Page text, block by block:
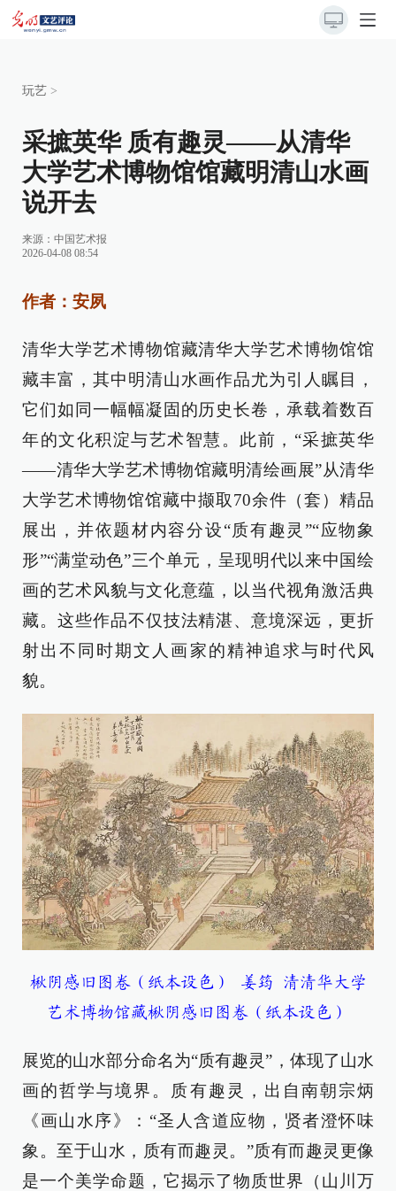
玩艺 >
采摭英华 质有趣灵——从清华
大学艺术博物馆馆藏明清山水画
说开去
来源： 中国艺术报
2026-04-08 08:54
作者：安夙
清华大学艺术博物馆藏清华大学艺术博物馆馆
藏丰富，其中明清山水画作品尤为引人瞩目，
它们如同一幅幅凝固的历史长卷，承载着数百
年的文化积淀与艺术智慧。此前，“采摭英华
——清华大学艺术博物馆藏明清绘画展”从清华
大学艺术博物馆馆藏中撷取70余件（套）精品
展出，并依题材内容分设“质有趣灵”“应物象
形”“满堂动色”三个单元，呈现明代以来中国绘
画的艺术风貌与文化意蕴，以当代视角激活典
藏。这些作品不仅技法精湛、意境深远，更折
射出不同时期文人画家的精神追求与时代风
貌。
楸阴感旧图卷（纸本设色） 姜筠 清清华大学
艺术博物馆藏楸阴感旧图卷（纸本设色）
展览的山水部分命名为“质有趣灵”，体现了山水
画的哲学与境界。质有趣灵，出自南朝宗炳
《画山水序》：“圣人含道应物，贤者澄怀味
象。至于山水，质有而趣灵。”质有而趣灵更像
是一个美学命题，它揭示了物质世界（山川万